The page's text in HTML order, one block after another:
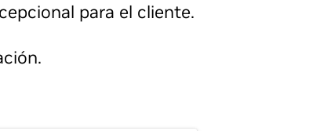
para el cliente.